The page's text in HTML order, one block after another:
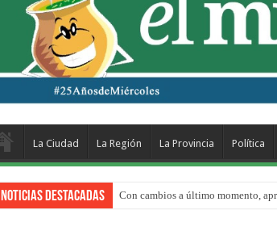
La Ciudad La Región La Provincia Política
Noticias Destacadas Con cambios a último momento,
Adopción en Entre Ríos: el 35% de